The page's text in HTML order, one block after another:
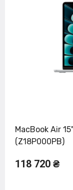
MacBook Air
(Z18P000PB)
118 720 ₴